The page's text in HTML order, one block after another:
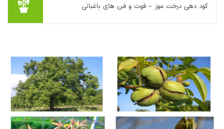
این مقاله به بررسی اصول و راهکارهای کوددهی درخت موز با رویکردی
بیشتر بخوانیم ...
کود دهی درخت موز - فوت و فن های باغبانی